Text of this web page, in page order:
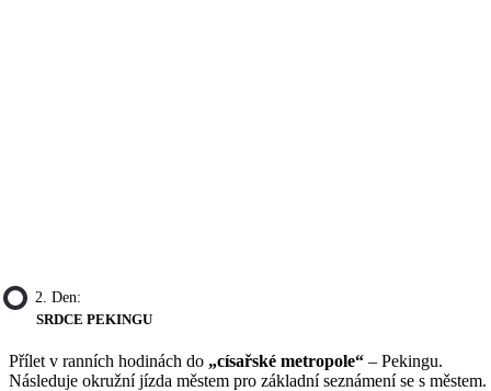
2. Den:
SRDCE PEKINGU
Přílet v ranních hodinách do „císařské metropole“ – Pekingu.
Následuje okružní jízda městem pro základní seznámení se s městem.